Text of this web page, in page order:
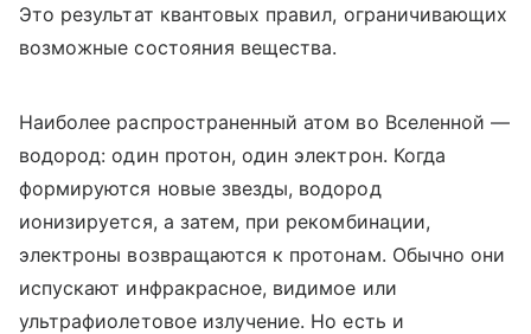
Это результат квантовых правил, ограничивающих
возможные состояния вещества.
Наиболее распространенный атом во Вселенной —
водород: один протон, один электрон. Когда
формируются новые звезды, водород
ионизируется, а затем, при рекомбинации,
электроны возвращаются к протонам. Обычно они
испускают инфракрасное, видимое или
ультрафиолетовое излучение. Но есть и